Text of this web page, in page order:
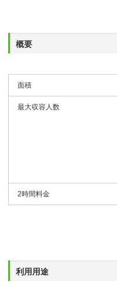
概要
面積
最大収容人数
2時間料金
利用用途